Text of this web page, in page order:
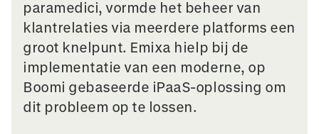
paramedici, vormde het beheer van
klantrelaties via meerdere platforms een
groot knelpunt. Emixa hielp bij de
implementatie van een moderne, op
Boomi gebaseerde iPaaS-oplossing om
dit probleem op te lossen.